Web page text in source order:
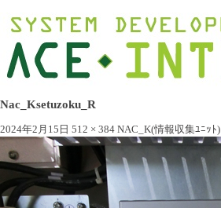
Nac_Ksetuzoku_R
2024年2月15日 512 × 384 NAC_K(情報収集ﾕﾆｯﾄ)